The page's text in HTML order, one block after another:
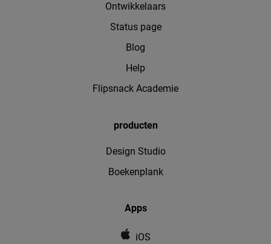
Ontwikkelaars
Status page
Blog
Help
Flipsnack Academie
producten
Design Studio
Boekenplank
Apps
iOS